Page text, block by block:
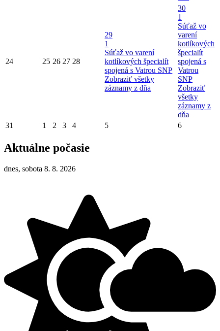
24 25 26 27 28
29
1
Súťaž vo varení
kotlíkových špecialít
spojená s Vatrou SNP
Zobraziť všetky
záznamy z dňa
30
1
Súťaž vo
varení
kotlíkových
špecialít
spojená s
Vatrou
SNP
Zobraziť
všetky
záznamy z
dňa
31
1 2 3 4 5 6
Aktuálne počasie
dnes, sobota 8. 8. 2026